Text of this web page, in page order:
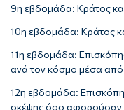
9η εβδομάδα: Κράτος
10η εβδομάδα: Κράτος
11η εβδομάδα:
ανά τον κόσμο μέσα από
12η εβδομάδα:
σκέψης όσο αφορούσαν